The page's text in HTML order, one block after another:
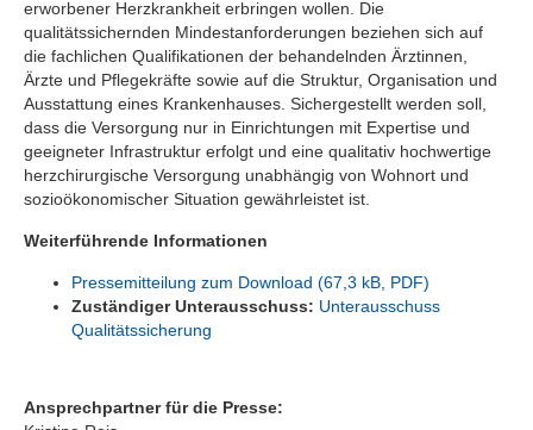
erworbener Herzkrankheit erbringen wollen. Die
qualitätssichernden Mindestanforderungen beziehen sich auf
die fachlichen Qualifikationen der behandelnden Ärztinnen,
Ärzte und Pflegekräfte sowie auf die Struktur, Organisation und
Ausstattung eines Krankenhauses. Sichergestellt werden soll,
dass die Versorgung nur in Einrichtungen mit Expertise und
geeigneter Infrastruktur erfolgt und eine qualitativ hochwertige
herzchirurgische Versorgung unabhängig von Wohnort und
sozioökonomischer Situation gewährleistet ist.
Weiterführende Informationen
Pressemitteilung zum Download (67,3 kB, PDF)
Zuständiger Unterausschuss: Unterausschuss
Qualitätssicherung
Ansprechpartner für die Presse: